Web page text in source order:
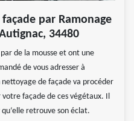
par Ramonage
34480
de la mousse et ont une
de vous adresser à
nettoyage de façade va procéder
façade de ces végétaux. Il
retrouve son éclat.